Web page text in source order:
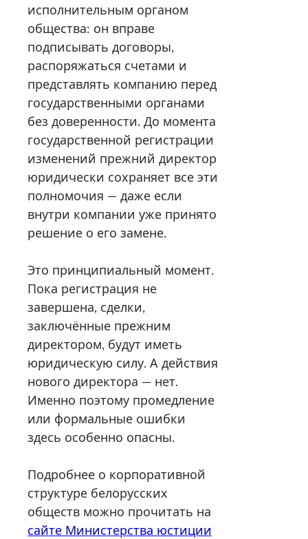
исполнительным органом
общества: он вправе
подписывать договоры,
распоряжаться счетами и
представлять компанию перед
государственными органами
без доверенности. До момента
государственной регистрации
изменений прежний директор
юридически сохраняет все эти
полномочия — даже если
внутри компании уже принято
решение о его замене.
Это принципиальный момент.
Пока регистрация не
завершена, сделки,
заключённые прежним
директором, будут иметь
юридическую силу. А действия
нового директора — нет.
Именно поэтому промедление
или формальные ошибки
здесь особенно опасны.
Подробнее о корпоративной
структуре белорусских
обществ можно прочитать на
сайте Министерства юстиции